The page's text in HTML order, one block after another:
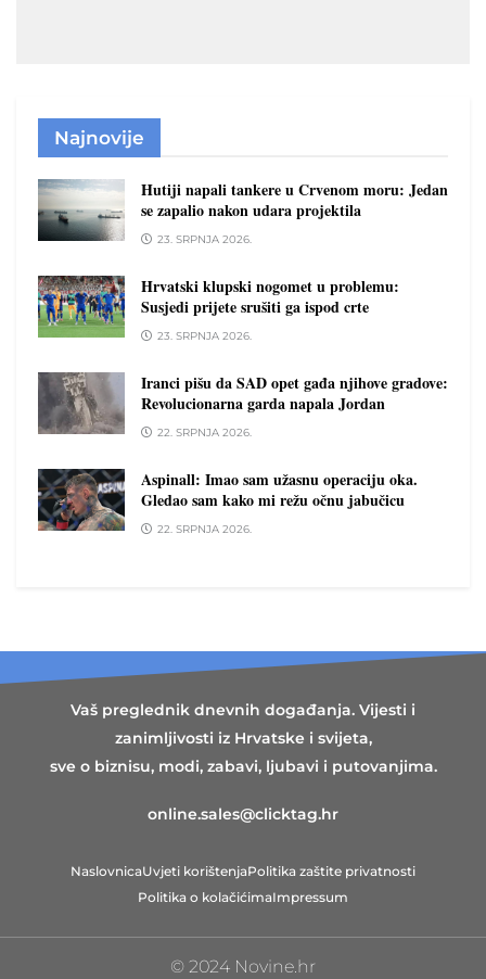
Najnovije
Hutiji napali tankere u Crvenom moru: Jedan
se zapalio nakon udara projektila
23. SRPNJA 2026.
Hrvatski klupski nogomet u problemu:
Susjedi prijete srušiti ga ispod crte
23. SRPNJA 2026.
Iranci pišu da SAD opet gađa njihove gradove:
Revolucionarna garda napala Jordan
22. SRPNJA 2026.
Aspinall: Imao sam užasnu operaciju oka.
Gledao sam kako mi režu očnu jabučicu
22. SRPNJA 2026.
Vaš preglednik dnevnih događanja. Vijesti i
zanimljivosti iz Hrvatske i svijeta,
sve o biznisu, modi, zabavi, ljubavi i putovanjima.
online.sales@clicktag.hr
NaslovnicaUvjeti korištenjaPolitika zaštite privatnosti
Politika o kolačićimaImpressum
© 2024 Novine.hr